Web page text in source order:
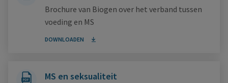
Brochure van Biogen over het verband tussen
voeding en MS
DOWNLOADEN
MS en seksualiteit